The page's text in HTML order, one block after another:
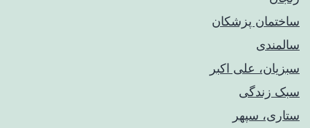
ساختمان پزشکان
سالمندی
سبزیان، علی اکبر
سبک زندگی
ستاری، سپهر